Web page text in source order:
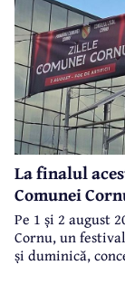
La finalul
Comunei
Pe 1 și 2 august
Cornu, un
și duminică,